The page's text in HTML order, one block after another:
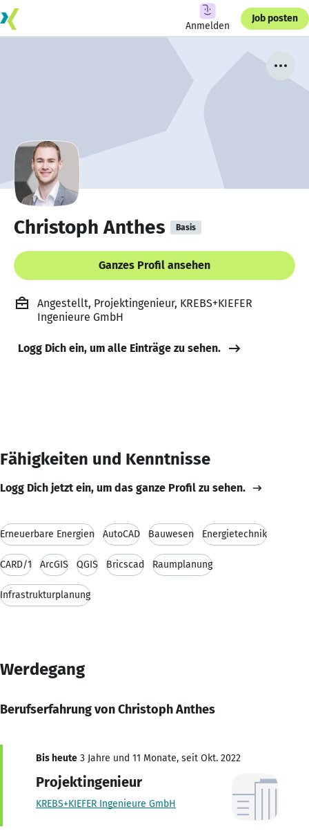
Anmelden
Job posten
Christoph Anthes Basis
Ganzes Profil ansehen
Angestellt, Projektingenieur, KREBS+KIEFER
Ingenieure GmbH
Logg Dich ein, um alle Einträge zu sehen.
Fähigkeiten und Kenntnisse
Logg Dich jetzt ein, um das ganze Profil zu sehen.
Erneuerbare Energien AutoCAD Bauwesen Energietechnik
CARD/1 ArcGIS QGIS Bricscad Raumplanung
Infrastrukturplanung
Werdegang
Berufserfahrung von Christoph Anthes
Bis heute 3 Jahre und 11 Monate, seit Okt. 2022
Projektingenieur
KREBS+KIEFER Ingenieure GmbH